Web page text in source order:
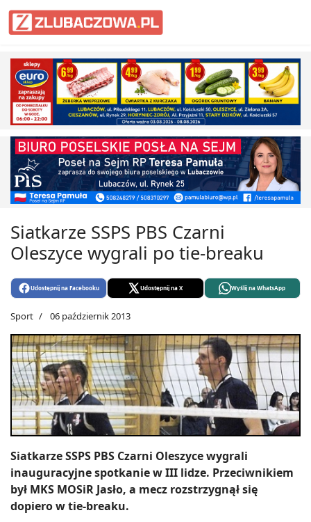
Informacje Lubaczów, powiat
Siatkarze SSPS PBS Czarni
Oleszyce wygrali po tie-breaku
Udostępnij na Facebooku Udostępnij na X Wyślij na WhatsApp
Sport 06 październik 2013
Siatkarze SSPS PBS Czarni Oleszyce wygrali
inauguracyjne spotkanie w III lidze. Przeciwnikiem
był MKS MOSiR Jasło, a mecz rozstrzygnął się
dopiero w tie-breaku.